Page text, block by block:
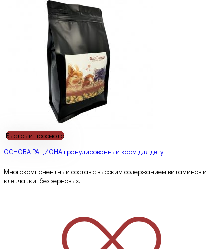
Быстрый просмотр
ОСНОВА РАЦИОНА гранулированный корм для дегу
Многокомпонентный состав с высоким содержанием витаминов и
клетчатки, без зерновых.